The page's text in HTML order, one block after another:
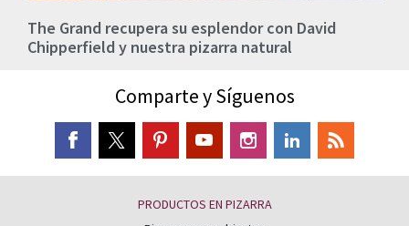
The Grand recupera su esplendor con David
Chipperfield y nuestra pizarra natural
Comparte y Síguenos
PRODUCTOS EN PIZARRA